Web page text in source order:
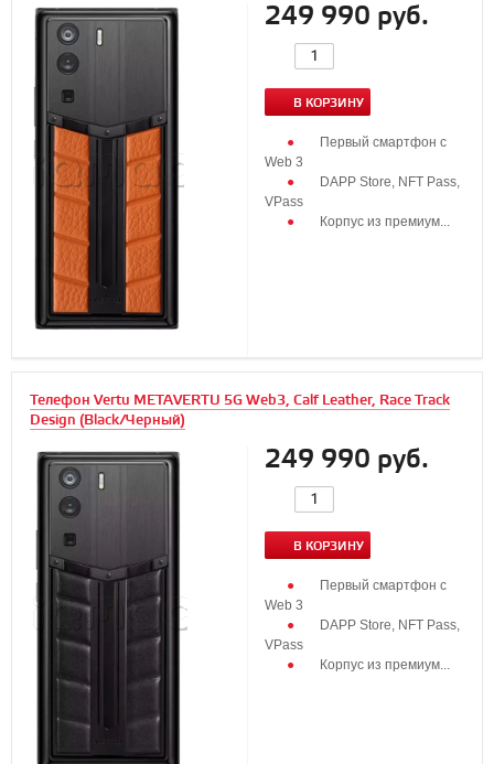
249 990 руб.
В КОРЗИНУ
Первый смартфон с
Web 3
DAPP Store, NFT Pass,
VPass
Корпус из премиум...
Телефон Vertu METAVERTU 5G Web3, Calf Leather, Race Track
Design (Black/Черный)
249 990 руб.
В КОРЗИНУ
Первый смартфон с
Web 3
DAPP Store, NFT Pass,
VPass
Корпус из премиум...